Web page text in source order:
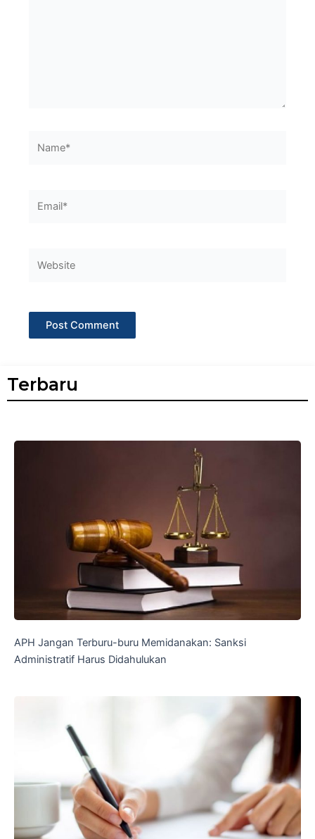
Terbaru
APH Jangan Terburu-buru Memidanakan: Sanksi
Administratif Harus Didahulukan